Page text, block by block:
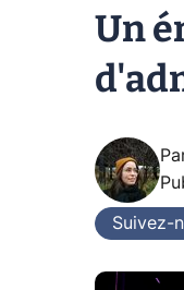
Un
Suivez-